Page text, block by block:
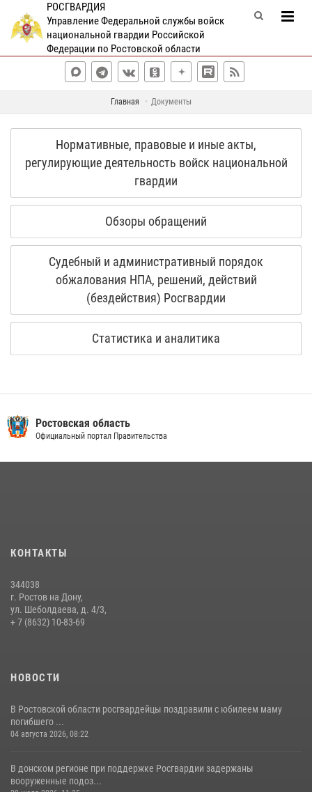
РОСГВАРДИЯ
Управление Федеральной службы войск
национальной гвардии Российской
Федерации по Ростовской области
Главная Документы
Нормативные, правовые и иные акты,
регулирующие деятельность войск национальной
гвардии
Обзоры обращений
Судебный и административный порядок
обжалования НПА, решений, действий
(бездействия) Росгвардии
Статистика и аналитика
Ростовская область
Официальный портал Правительства
КОНТАКТЫ
344038
г. Ростов на Дону,
ул. Шеболдаева, д. 4/3,
+ 7 (8632) 10-83-69
НОВОСТИ
В Ростовской области росгвардейцы поздравили с юбилеем маму
погибшего ...
04 августа 2026, 08:22
В донском регионе при поддержке Росгвардии задержаны
вооруженные подоз...